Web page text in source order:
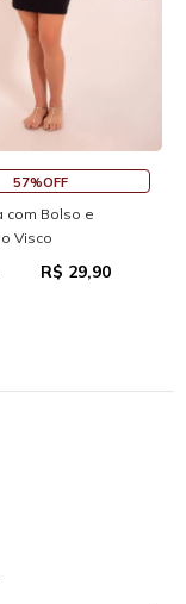
57%OFF
com Bolso e
Visco
R$ 29,90